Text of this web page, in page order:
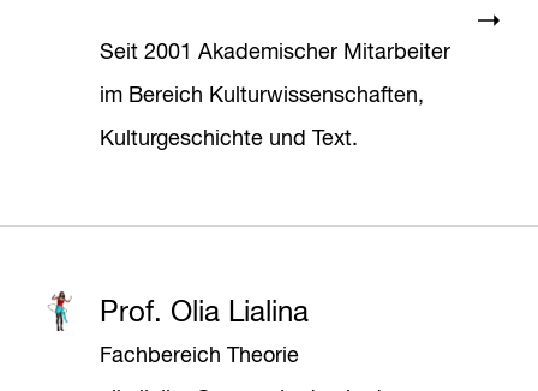
Seit 2001 Akademischer Mitarbeiter
im Bereich Kulturwissenschaften,
Kulturgeschichte und Text.
Prof. Olia Lialina
Fachbereich Theorie